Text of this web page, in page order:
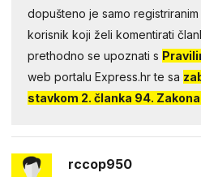
dopušteno je samo
korisnik koji želi komentirati
prethodno se upoznati s
web portalu Express.hr te sa
stavkom 2. članka 94.
rccop950